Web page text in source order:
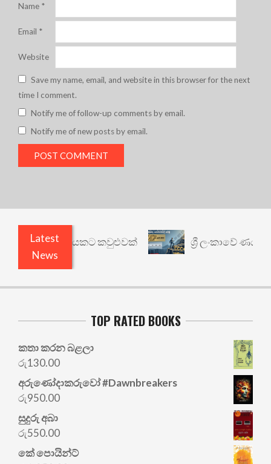
Name *
Email *
Website
Save my name, email, and website in this browser for the next
time I comment.
Notify me of follow-up comments by email.
Notify me of new posts by email.
Latest
News
යථාර්ථයකට කවුළුවක් ශ්‍රී ලංකාවේ ණය
TOP RATED BOOKS
කතා කරන බළලා
රු130.00
අරු‍ණෝදාකරුවෝ #Dawnbreakers
රු950.00
සුදුරු අබා
රු550.00
කේ පොයින්ට්